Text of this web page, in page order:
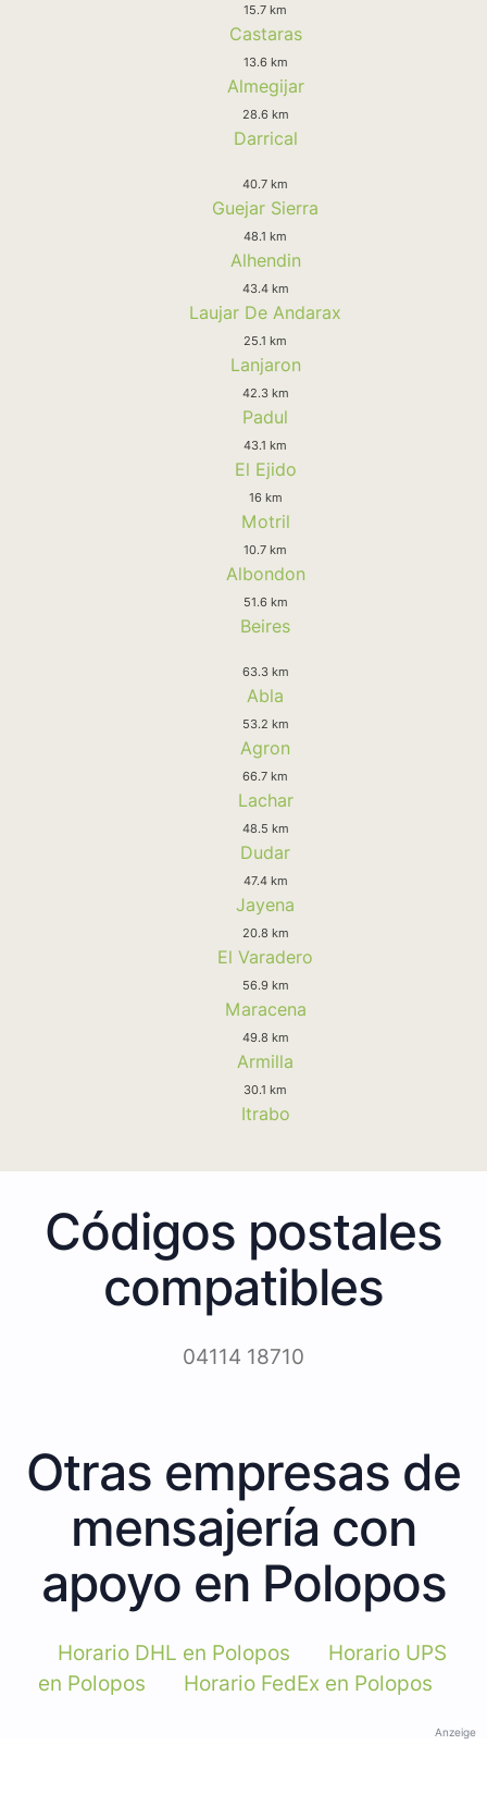
15.7 km
Castaras
13.6 km
Almegijar
28.6 km
Darrical
40.7 km
Guejar Sierra
48.1 km
Alhendin
43.4 km
Laujar De Andarax
25.1 km
Lanjaron
42.3 km
Padul
43.1 km
El Ejido
16 km
Motril
10.7 km
Albondon
51.6 km
Beires
63.3 km
Abla
53.2 km
Agron
66.7 km
Lachar
48.5 km
Dudar
47.4 km
Jayena
20.8 km
El Varadero
56.9 km
Maracena
49.8 km
Armilla
30.1 km
Itrabo
Códigos postales
compatibles
04114 18710
Otras empresas de
mensajería con
apoyo en Polopos
Horario DHL en Polopos
Horario UPS
en Polopos
Horario FedEx en Polopos
Anzeige